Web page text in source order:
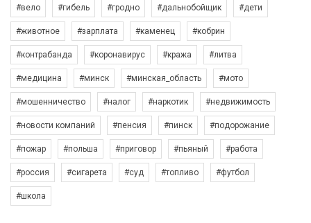
#вело #гибель #гродно #дальнобойщик #дети
#животное #зарплата #каменец #кобрин
#контрабанда #коронавирус #кража #литва
#медицина #минск #минская_область #мото
#мошенничество #налог #наркотик #недвижимость
#новости компаний #пенсия #пинск #подорожание
#пожар #польша #приговор #пьяный #работа
#россия #сигарета #суд #топливо #футбол
#школа